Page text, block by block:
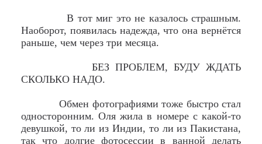
В тот миг это не казалось страшным.
Наоборот, появилась надежда, что она вернётся
раньше, чем через три месяца.
БЕЗ ПРОБЛЕМ, БУДУ ЖДАТЬ
СКОЛЬКО НАДО.
Обмен фотографиями тоже быстро стал
односторонним. Оля жила в номере с какой-то
девушкой, то ли из Индии, то ли из Пакистана,
так что долгие фотосессии в ванной делать